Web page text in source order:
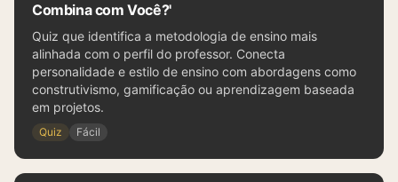
Combina com Você?'
Quiz que identifica a metodologia de ensino mais
alinhada com o perfil do professor. Conecta
personalidade e estilo de ensino com abordagens como
construtivismo, gamificação ou aprendizagem baseada
em projetos.
Quiz Fácil